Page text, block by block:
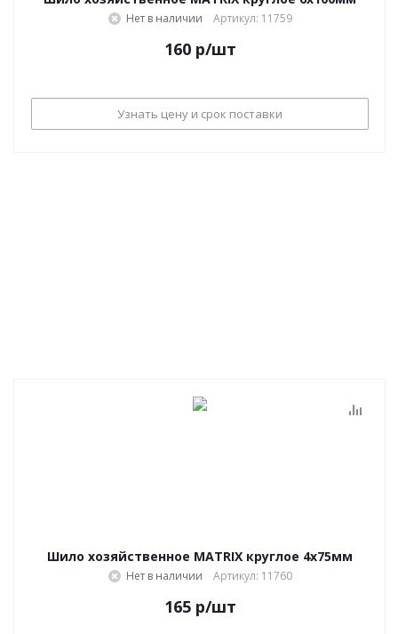
Нет в наличии Артикул: 11759
160р/шт
Узнать цену и срок поставки
Шило хозяйственное MATRIX круглое 4x75мм
Нет в наличии Артикул: 11760
165р/шт